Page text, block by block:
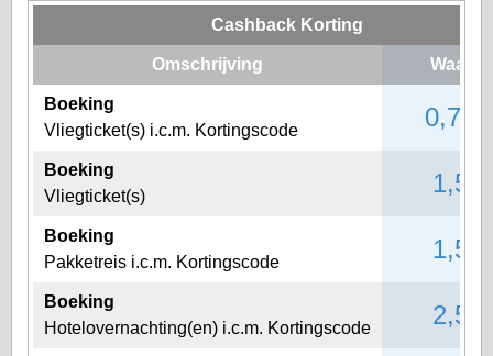
Cashback Korting
Omschrijving Waarde
Boeking
Vliegticket(s) i.c.m. Kortingscode
Boeking
Vliegticket(s)
1,5%
Boeking
Pakketreis i.c.m. Kortingscode
1,5%
Boeking
Hotelovernachting(en) i.c.m. Kortingscode
2,5%